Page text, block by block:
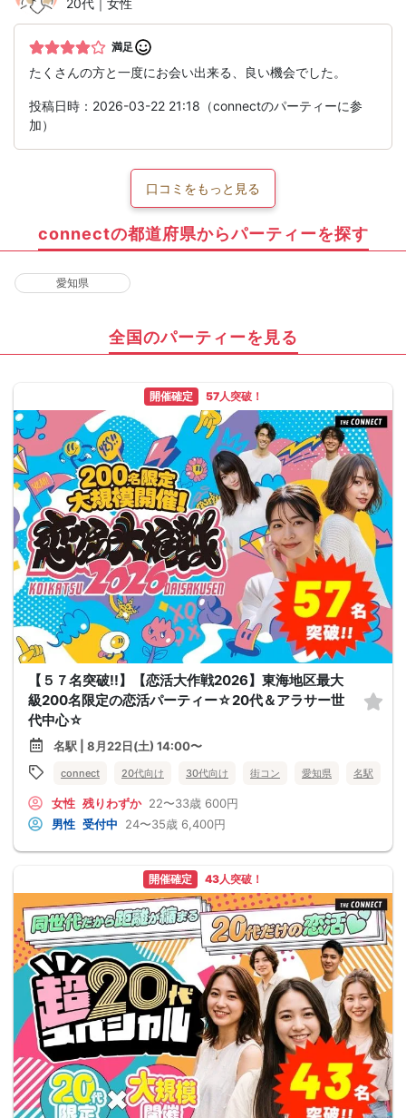
20代｜女性
満足
たくさんの方と一度にお会い出来る、良い機会でした。
投稿日時：2026-03-22 21:18（connectのパーティーに参
加）
口コミをもっと見る
connectの都道府県からパーティーを探す
愛知県
全国のパーティーを見る
開催確定 57人突破！
【５７名突破!!】【恋活大作戦2026】東海地区最大
級200名限定の恋活パーティー☆20代＆アラサー世
代中心☆
名駅 | 8月22日(土) 14:00〜
connect 20代向け 30代向け 街コン 愛知県 名駅
女性 残りわずか 22〜33歳 600円
男性 受付中 24〜35歳 6,400円
開催確定 43人突破！